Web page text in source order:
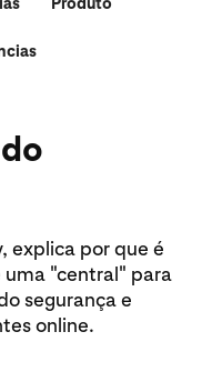
explica por que é
"central" para
segurança e
online.